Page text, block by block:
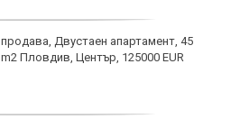
продава, Двустаен апартамент, 45
m2 Пловдив, Център, 125000 EUR